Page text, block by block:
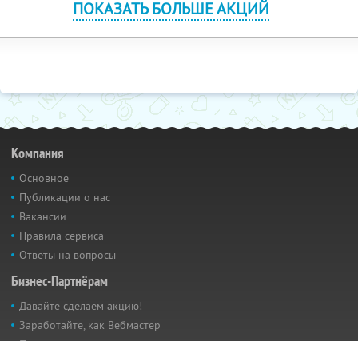
ПОКАЗАТЬ БОЛЬШЕ АКЦИЙ
Компания
Основное
Публикации о нас
Вакансии
Правила сервиса
Ответы на вопросы
Бизнес-Партнёрам
Давайте сделаем акцию!
Заработайте, как Вебмастер